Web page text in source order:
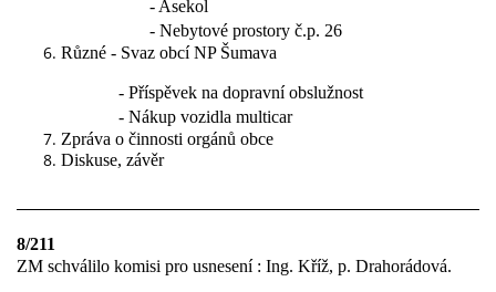
- Asekol
- Nebytové prostory č.p. 26
Různé - Svaz obcí NP Šumava
- Příspěvek na dopravní obslužnost
- Nákup vozidla multicar
Zpráva o činnosti orgánů obce
Diskuse, závěr
8/211
ZM schválilo komisi pro usnesení : Ing. Kříž, p. Drahorádová.